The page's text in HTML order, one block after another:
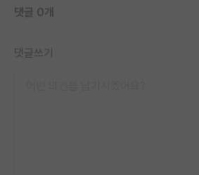
댓글 0개
댓글쓰기